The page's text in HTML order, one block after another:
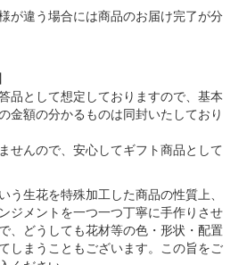
が違う場合には商品のお届け完了が分
品として想定しておりますので、基本
金額の分かるものは同封いたしており
せんので、安心してギフト商品として
う生花を特殊加工した商品の性質上、
ジメントを一つ一つ丁寧に手作りさせ
、どうしても花材等の色・形状・配置
しまうこともございます。この旨をご